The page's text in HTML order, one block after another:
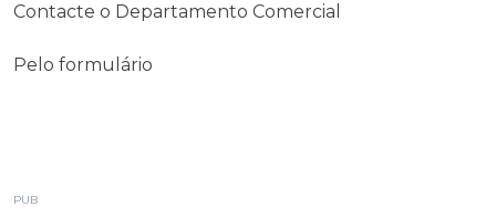
Contacte o Departamento Comercial
Pelo formulário
PUB